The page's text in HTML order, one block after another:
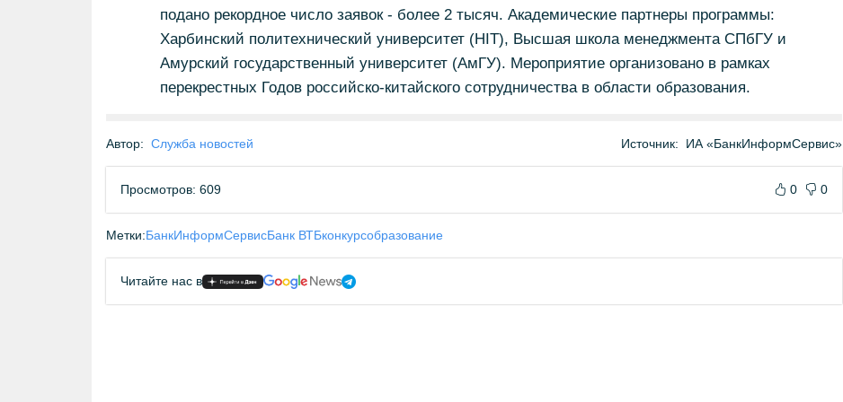
подано рекордное число заявок - более 2 тысяч. Академические партнеры программы:
Харбинский политехнический университет (HIT), Высшая школа менеджмента СПбГУ и
Амурский государственный университет (АмГУ). Мероприятие организовано в рамках
перекрестных Годов российско-китайского сотрудничества в области образования.
Автор: Служба новостей Источник: ИА «БанкИнформСервис»
Просмотров: 609 0 0
Метки:БанкИнформСервисБанк ВТБконкурсобразование
Читайте нас в